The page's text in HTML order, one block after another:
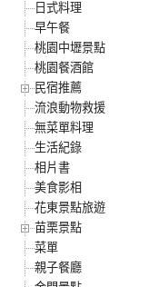
日式料理
早午餐
桃園中壢景點
桃園餐酒館
民宿推薦
流浪動物救援
無菜單料理
生活紀錄
相片書
美食影相
花東景點旅遊
苗栗景點
菜單
親子餐廳